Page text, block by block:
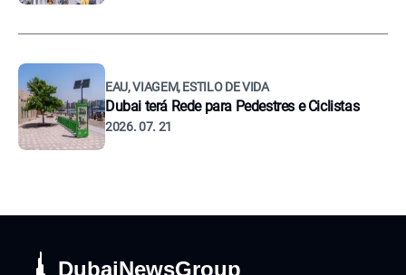
EAU, VIAGEM, ESTILO DE VIDA
Dubai terá Rede para Pedestres e Ciclistas
2026. 07. 21
DubaiNewsGroup